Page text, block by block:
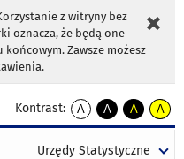
z witryny bez
oznacza, że będą one
Zawsze możesz
Kontrast:
A
kontrast
A
kontrast
tekst
A
kontrast
tekst
A
tekst
Urzędy Statystyczne